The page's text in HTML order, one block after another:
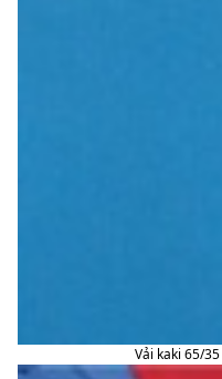
Vải kaki 65/